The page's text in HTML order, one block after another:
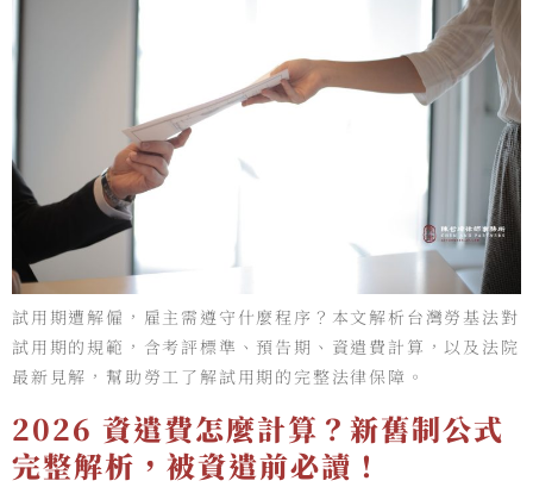
試用期遭解僱，雇主需遵守什麼程序？本文解析台灣勞基法對
試用期的規範，含考評標準、預告期、資遣費計算，以及法院
最新見解，幫助勞工了解試用期的完整法律保障。
2026 資遣費怎麼計算？新舊制公式
完整解析，被資遣前必讀！